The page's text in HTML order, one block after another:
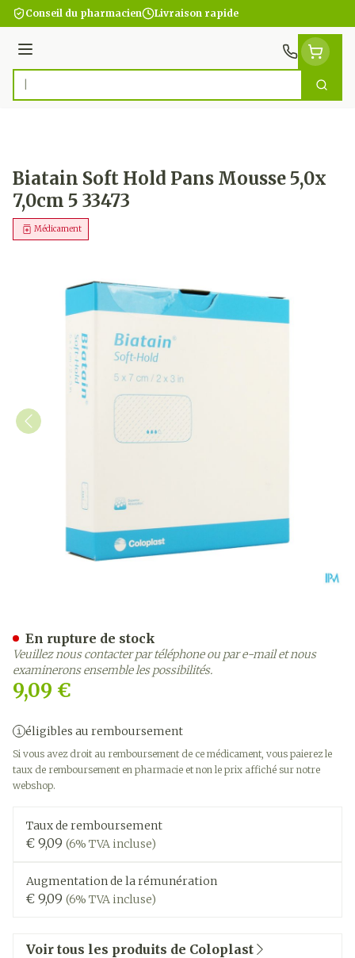
Aller au contenu
Conseil du pharmacien Livraison rapide
Menu
Rechercher
Biatain Soft Hold Pans Mousse 5,0x
7,0cm 5 33473
Médicament
9,09 €
éligibles au remboursement
Si vous avez droit au remboursement de ce médicament, vous paierez le
taux de remboursement en pharmacie et non le prix affiché sur notre
webshop.
Taux de remboursement
€ 9,09 (6% TVA incluse)
Augmentation de la rémunération
€ 9,09 (6% TVA incluse)
En rupture de stock
Veuillez nous contacter par téléphone ou par e-mail et nous
examinerons ensemble les possibilités.
Voir tous les produits de Coloplast